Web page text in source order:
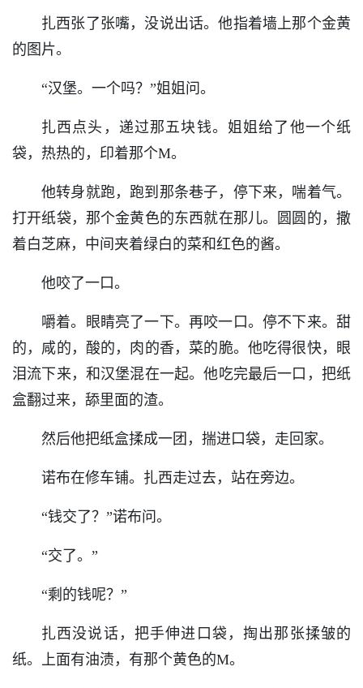
扎西张了张嘴，没说出话。他指着墙上那个金黄
的图片。
“汉堡。一个吗？”姐姐问。
扎西点头，递过那五块钱。姐姐给了他一个纸
袋，热热的，印着那个M。
他转身就跑，跑到那条巷子，停下来，喘着气。
打开纸袋，那个金黄色的东西就在那儿。圆圆的，撒
着白芝麻，中间夹着绿白的菜和红色的酱。
他咬了一口。
嚼着。眼睛亮了一下。再咬一口。停不下来。甜
的，咸的，酸的，肉的香，菜的脆。他吃得很快，眼
泪流下来，和汉堡混在一起。他吃完最后一口，把纸
盒翻过来，舔里面的渣。
然后他把纸盒揉成一团，揣进口袋，走回家。
诺布在修车铺。扎西走过去，站在旁边。
“钱交了？”诺布问。
“交了。”
“剩的钱呢？”
扎西没说话，把手伸进口袋，掏出那张揉皱的
纸。上面有油渍，有那个黄色的M。